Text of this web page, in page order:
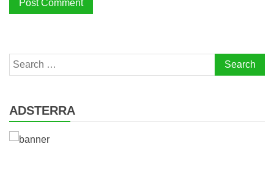
Search
for:
ADSTERRA